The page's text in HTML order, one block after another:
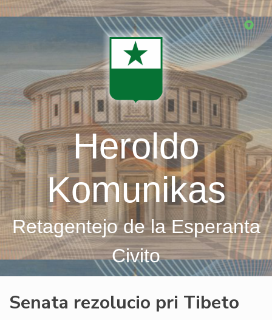
Skip
Heroldo
Komunikas
Retagentejo de la Esperanta
Civito
Senata rezolucio pri Tibeto